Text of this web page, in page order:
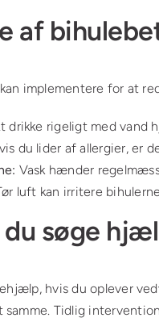
af
implementere for at
drikke rigeligt med vand
du lider af allergier, er
Vask hænder
luft kan irritere
du søge
hvis du oplever
Tidlig